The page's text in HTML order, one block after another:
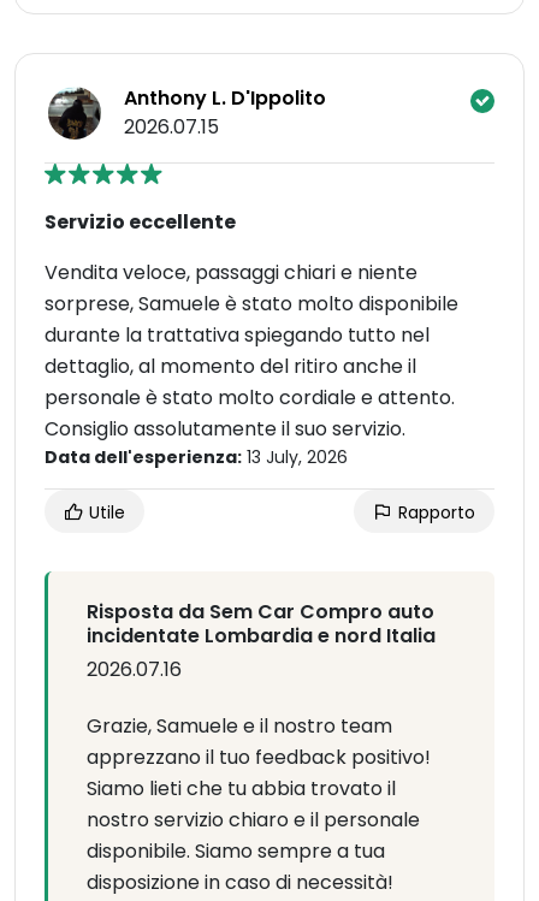
Anthony L. D'Ippolito
2026.07.15
Servizio eccellente
Vendita veloce, passaggi chiari e niente
sorprese, Samuele è stato molto disponibile
durante la trattativa spiegando tutto nel
dettaglio, al momento del ritiro anche il
personale è stato molto cordiale e attento.
Consiglio assolutamente il suo servizio.
Data dell'esperienza: 13 July, 2026
Utile Rapporto
Risposta da Sem Car Compro auto
incidentate Lombardia e nord Italia
2026.07.16
Grazie, Samuele e il nostro team
apprezzano il tuo feedback positivo!
Siamo lieti che tu abbia trovato il
nostro servizio chiaro e il personale
disponibile. Siamo sempre a tua
disposizione in caso di necessità!